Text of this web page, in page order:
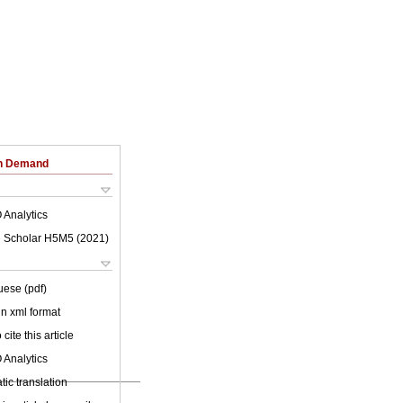
Demand
Analytics
Scholar H5M5 (2021 )
(pdf)
xml format
cite this article
Analytics
translation